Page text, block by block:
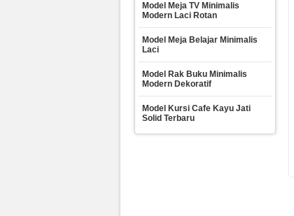
Model Meja TV Minimalis
Modern Laci Rotan
Model Meja Belajar Minimalis
Laci
Model Rak Buku Minimalis
Modern Dekoratif
Model Kursi Cafe Kayu Jati
Solid Terbaru